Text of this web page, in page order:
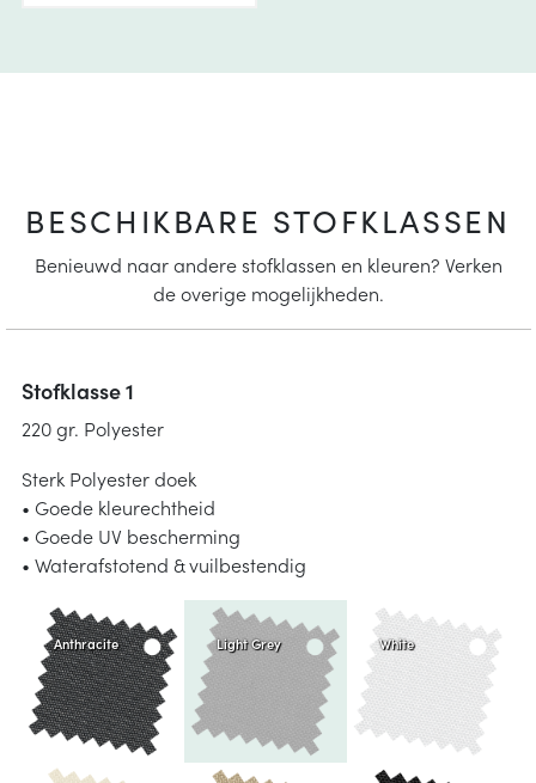
BESCHIKBARE STOFKLASSEN
Benieuwd naar andere stofklassen en kleuren? Verken
de overige mogelijkheden.
Stofklasse 1
220 gr. Polyester
Sterk Polyester doek
• Goede kleurechtheid
• Goede UV bescherming
• Waterafstotend & vuilbestendig
Anthracite Light Grey White